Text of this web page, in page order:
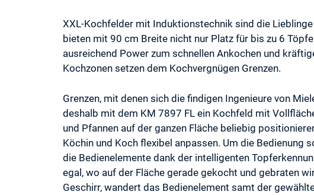
XXL-Kochfelder mit Induktionstechnik sind die
bieten mit 90 cm Breite nicht nur Platz für bis zu 6
ausreichend Power zum schnellen Ankochen und
Kochzonen setzen dem Kochvergnügen Grenzen.
Grenzen, mit denen sich die findigen Ingenieure von
deshalb mit dem KM 7897 FL ein Kochfeld mit
und Pfannen auf der ganzen Fläche beliebig
Köchin und Koch flexibel anpassen. Um die Bedienung
die Bedienelemente dank der intelligenten
egal, wo auf der Fläche gerade gekocht und gebraten
Geschirr, wandert das Bedienelement samt der